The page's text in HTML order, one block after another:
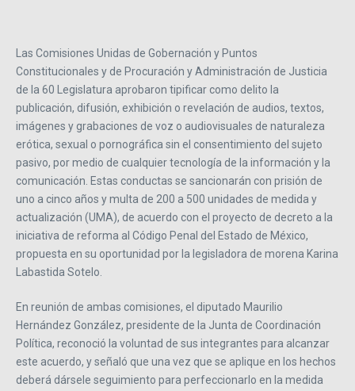
Las Comisiones Unidas de Gobernación y Puntos
Constitucionales y de Procuración y Administración de Justicia
de la 60 Legislatura aprobaron tipificar como delito la
publicación, difusión, exhibición o revelación de audios, textos,
imágenes y grabaciones de voz o audiovisuales de naturaleza
erótica, sexual o pornográfica sin el consentimiento del sujeto
pasivo, por medio de cualquier tecnología de la información y la
comunicación. Estas conductas se sancionarán con prisión de
uno a cinco años y multa de 200 a 500 unidades de medida y
actualización (UMA), de acuerdo con el proyecto de decreto a la
iniciativa de reforma al Código Penal del Estado de México,
propuesta en su oportunidad por la legisladora de morena Karina
Labastida Sotelo.
En reunión de ambas comisiones, el diputado Maurilio
Hernández González, presidente de la Junta de Coordinación
Política, reconoció la voluntad de sus integrantes para alcanzar
este acuerdo, y señaló que una vez que se aplique en los hechos
deberá dársele seguimiento para perfeccionarlo en la medida